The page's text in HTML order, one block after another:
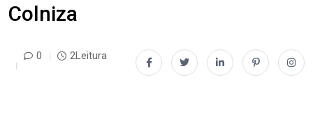
Colniza
0 2Leitura